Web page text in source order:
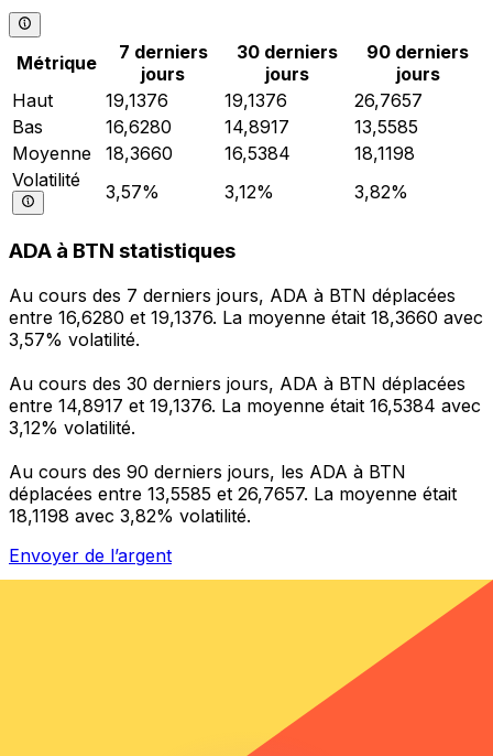
Métrique
7 derniers
jours
30 derniers
jours
90 derniers
jours
Haut
19,1376 19,1376
26,7657
Bas
16,6280 14,8917
13,5585
Moyenne
18,3660 16,5384
18,1198
Volatilité
3,57% 3,12% 3,82%
ADA à BTN statistiques
Au cours des 7 derniers jours, ADA à BTN déplacées
entre 16,6280 et 19,1376. La moyenne était 18,3660 avec
3,57% volatilité.
Au cours des 30 derniers jours, ADA à BTN déplacées
entre 14,8917 et 19,1376. La moyenne était 16,5384 avec
3,12% volatilité.
Au cours des 90 derniers jours, les ADA à BTN
déplacées entre 13,5585 et 26,7657. La moyenne était
18,1198 avec 3,82% volatilité.
Envoyer de l’argent
Gérez votre argent et vos devises lorsque vous
L'application Xe réunit toutes les fonctionnalités
nécessaires pour vos transferts d'argent internationaux
et la gestion de vos devises. Convertissez des devises,
programmez des alertes de taux et transférez de